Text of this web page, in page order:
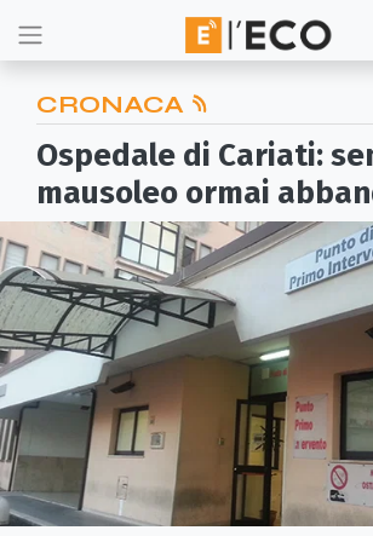
CRONACA
Ospedale di Cariati:
mausoleo ormai